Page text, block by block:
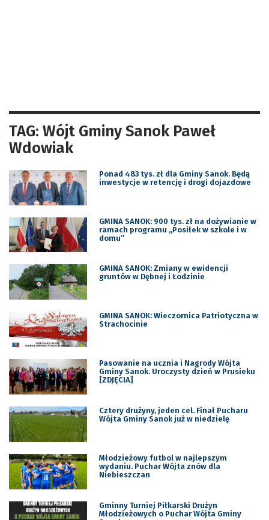
TAG: Wójt Gminy Sanok Paweł
Wdowiak
Ponad 483 tys. zł dla Gminy Sanok. Będą
inwestycje w retencję i drogi dojazdowe
GMINA SANOK: 900 tys. zł na dożywianie w
ramach programu „Posiłek w szkole i w
domu”
GMINA SANOK: Zmiany w ewidencji
gruntów w Dębnej i Łodzinie
GMINA SANOK: Wieczornica Patriotyczna w
Strachocinie
Pasowanie na ucznia i Nagrody Wójta
Gminy Sanok. Uroczysty dzień w Prusieku
[ZDJĘCIA]
Cztery drużyny, jeden cel. Finał Pucharu
Wójta Gminy Sanok już w niedzielę
Młodzieżowy futbol w najlepszym
wydaniu. Puchar Wójta znów dla
Niebieszczan
Gminny Turniej Piłkarski Drużyn
Młodzieżowych o Puchar Wójta Gminy